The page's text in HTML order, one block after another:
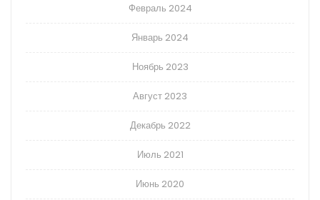
Февраль 2024
Январь 2024
Ноябрь 2023
Август 2023
Декабрь 2022
Июль 2021
Июнь 2020